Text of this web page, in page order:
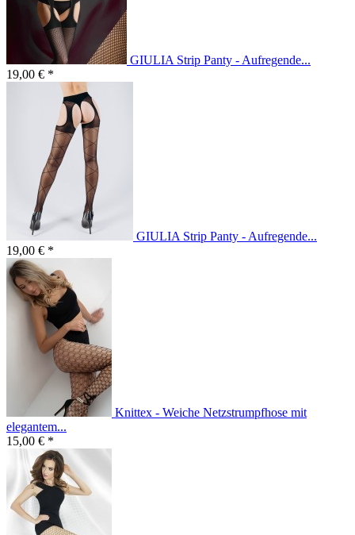
GIULIA Strip Panty - Aufregende...
19,00 € *
GIULIA Strip Panty - Aufregende...
19,00 € *
Knittex - Weiche Netzstrumpfhose mit
elegantem...
15,00 € *